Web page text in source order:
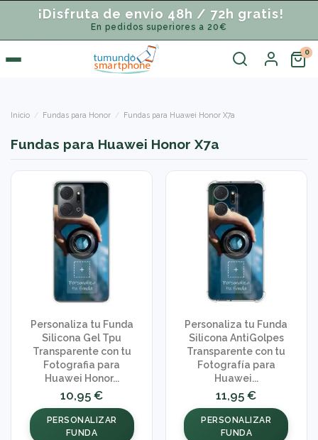
¡Disfruta de envío 48h / 72h gratis!
En pedidos superiores a 20€
Inicio Fundas para Honor Fundas para Huawei Honor X7a
Fundas para Huawei Honor X7a
Personaliza tu Funda
Silicona Gel Tpu
Transparente con tu
Fotografia para
Huawei Honor...
10,95 €
PERSONALIZAR
FUNDA
Personaliza tu Funda
Silicona AntiGolpes
Transparente con tu
Fotografía para
Huawei...
11,95 €
PERSONALIZAR
FUNDA